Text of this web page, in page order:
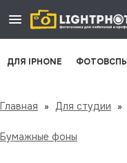
ДЛЯ IPHONE
Главная » Для студии »
Бумажные фоны